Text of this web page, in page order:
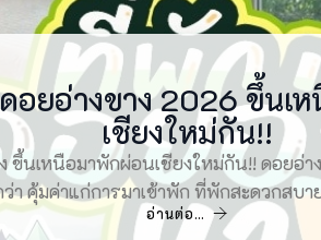
อยอ่างขาง 2026 ขึ้นเ
เชียงใหม่กัน!!
ขึ้นเหนือมาพักผ่อนเชียงใหม่กัน!! ดอยอ่
า คุ้มค่าแก่การมาเข้าพัก ที่พักสะดวกสบ
อ่านต่อ…
หมูกระทะการ์เด้น สไตล์
ะการ์เด้น สไตล์โฮมมี่ ย่านภูเก็ต นั่งปิ้งหมู
กระทะสวนหลังบ้าน a la carte บุฟเฟ่ต์
อ่านต่อ…
งผาภูมิ 2026 พักผ่อนจั
ฟีลสบาย
กผ่อนจังหวัดกาญจนบุรี ฟีลสบาย ที่เที่ย
วสังขละบุรี ที่สามารถเป็นที่เที่ยว และที่เ
อ่านต่อ…
าง 2026 ที่พัก ผ่อนคลา
ตาก
ผ่อนคลาย วิวสวยจังหวัดตาก บอกเลยว่
งเที่ยวมากมายในธรรมชาติ ที่พักราคาถู
อ่านต่อ…
จ้า 2026 รวมพิกัดมู สำห
มาให้แล้ว!
พิกัดมู สำหรับเทพเจ้าจีน คัดมาให้แล้ว! กัด
ะ วัดศาลเจ้า ไหนดีให้ทุกคนได้ตั้งสินใจไ
อ่านต่อ…